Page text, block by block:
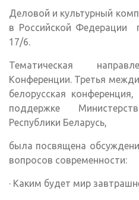
Деловой и культурный
в Российской Федерации
17/6.
Тематическая
Конференции. Третья
белорусская
поддержке
Республики Беларусь,
была посвящена
вопросов современности:
· Каким будет мир